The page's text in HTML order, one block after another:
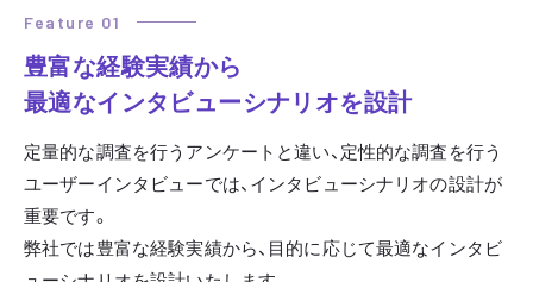
Feature 01
豊富な経験実績から
最適なインタビューシナリオを設計
定量的な調査を行うアンケートと違い、定性的な調査を行う
ユーザーインタビューでは、インタビューシナリオの設計が
重要です。
弊社では豊富な経験実績から、目的に応じて最適なインタビ